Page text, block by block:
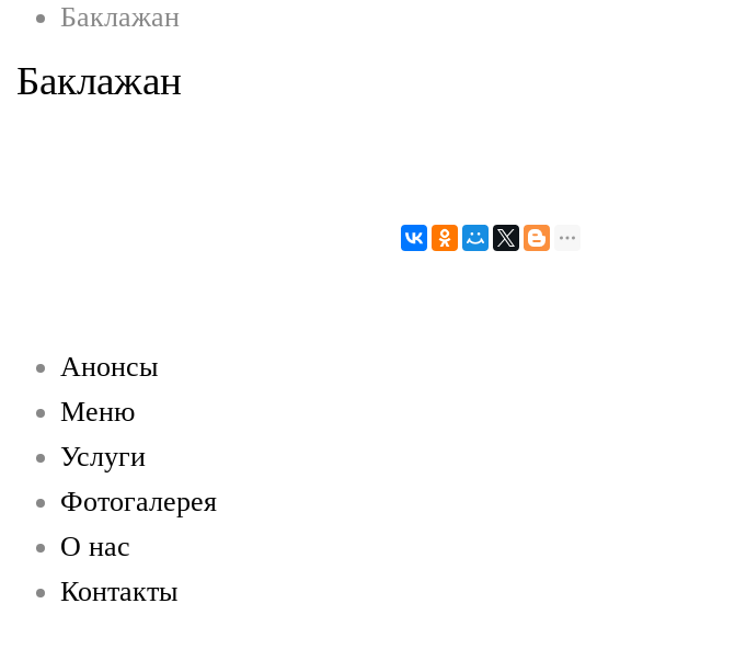
Баклажан
Баклажан
Анонсы
Меню
Услуги
Фотогалерея
О нас
Контакты